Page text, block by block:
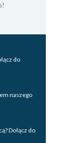
do
naszego
Dołącz do